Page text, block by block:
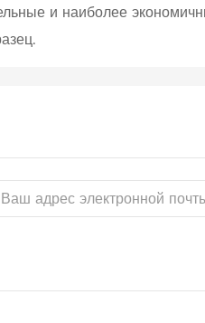
и наиболее